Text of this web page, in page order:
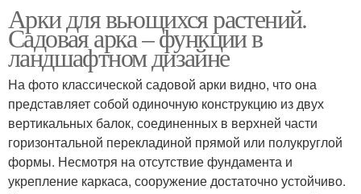
Арки для вьющихся растений.
Садовая арка – функции в
ландшафтном дизайне
На фото классической садовой арки видно, что она
представляет собой одиночную конструкцию из двух
вертикальных балок, соединенных в верхней части
горизонтальной перекладиной прямой или полукруглой
формы. Несмотря на отсутствие фундамента и
укрепление каркаса, сооружение достаточно устойчиво.